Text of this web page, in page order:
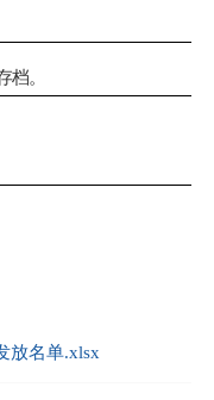
档。
放名单.xlsx